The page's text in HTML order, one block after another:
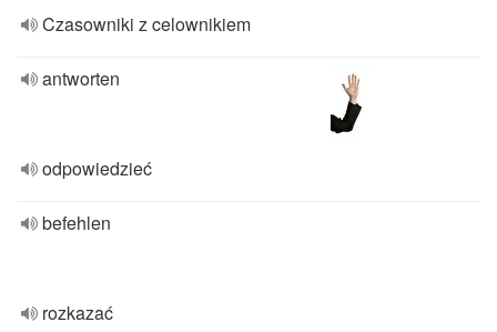
Czasowniki z celownikiem
antworten
odpowiedzieć
befehlen
rozkazać